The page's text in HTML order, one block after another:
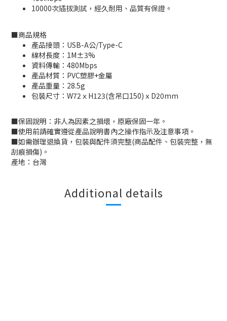
10000次插拔測試，經久耐用、品質有保證。
■商品規格
產品接頭：USB-A公/Type-C
線材長度：1M±3%
資料傳輸：480Mbps
產品材質：PVC塑膠+金屬
產品重量：28.5g
包裝尺寸：W72ｘH123(含吊口150)ｘD20mm
■保固說明：非人為因素之損壞，原廠保固一年。
■使用前請確實遵從產品說明書內之操作指示及注意事項。
■如需辦理退換貨，包裝與配件須完整(商品配件、包裝完整，無
刮痕損傷) 。
產地：台灣
Additional details